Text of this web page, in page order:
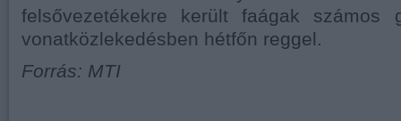
felsővezetékekre került faágak számos
vonatközlekedésben hétfőn reggel.
Forrás: MTI